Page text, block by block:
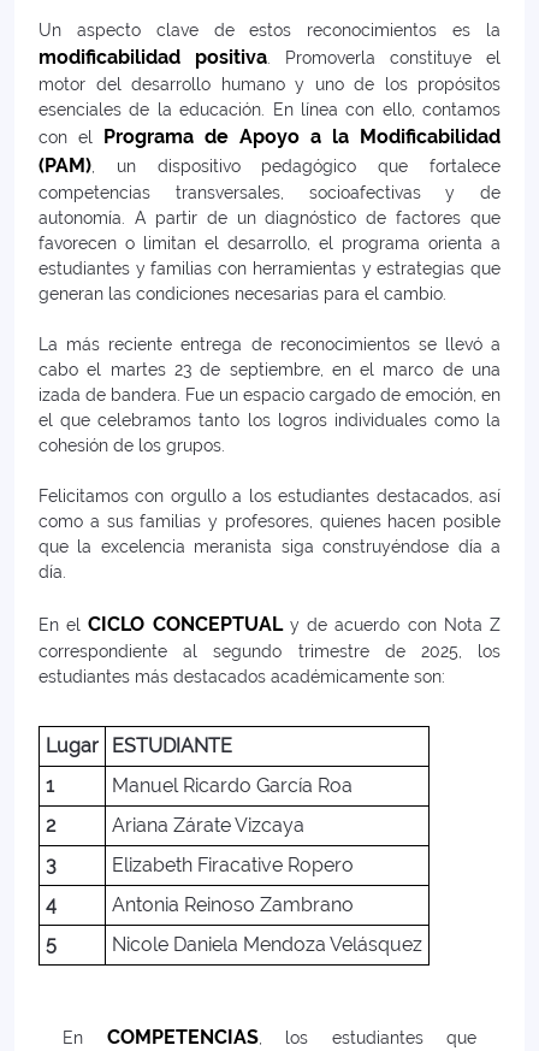
Un aspecto clave de estos reconocimientos es la
modificabilidad positiva. Promoverla constituye el
motor del desarrollo humano y uno de los propósitos
esenciales de la educación. En línea con ello, contamos
con el
Programa de Apoyo a la Modificabilidad
(PAM), un dispositivo pedagógico que fortalece
competencias transversales, socioafectivas y de
autonomía. A partir de un diagnóstico de factores que
favorecen o limitan el desarrollo, el programa orienta a
estudiantes y familias con herramientas y estrategias que
generan las condiciones necesarias para el cambio.
La más reciente entrega de reconocimientos se llevó a
cabo el martes 23 de septiembre, en el marco de una
izada de bandera. Fue un espacio cargado de emoción, en
el que celebramos tanto los logros individuales como la
cohesión de los grupos.
Felicitamos con orgullo a los estudiantes destacados, así
como a sus familias y profesores, quienes hacen posible
que la excelencia meranista siga construyéndose día a
día.
En elCICLO CONCEPTUALy de acuerdo con Nota Z
correspondiente al segundo trimestre de 2025, los
estudiantes más destacados académicamente son:
Lugar
ESTUDIANTE
1
Manuel Ricardo García Roa
2
Ariana Zárate Vizcaya
3
Elizabeth Firacative Ropero
4
Antonia Reinoso Zambrano
5
Nicole Daniela Mendoza Velásquez
En COMPETENCIAS, los estudiantes que